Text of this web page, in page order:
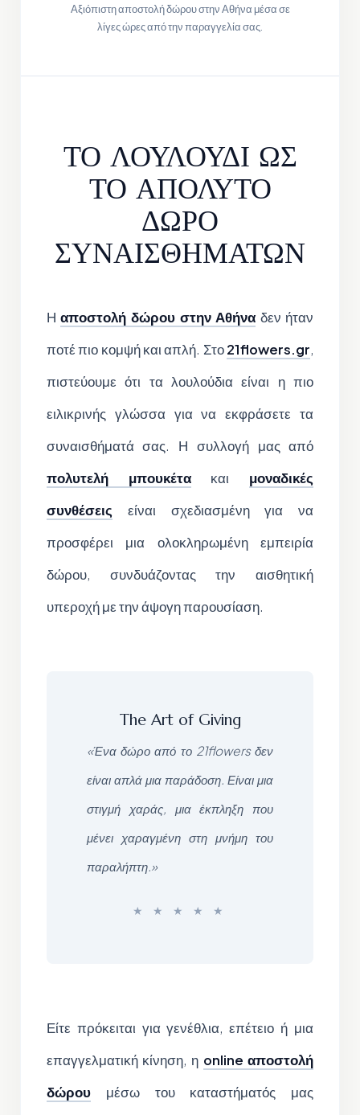
Αξιόπιστη αποστολή δώρου στην Αθήνα μέσα σε
λίγες ώρες από την παραγγελία σας.
ΤΟ ΛΟΥΛΟΥΔΙ ΩΣ
ΤΟ ΑΠΟΛΥΤΟ
ΔΩΡΟ
ΣΥΝΑΙΣΘΗΜΑΤΩΝ
Ηαποστολή δώρου στην Αθήνα δεν ήταν
ποτέ πιο κομψή και απλή. Στο21flowers.gr,
πιστεύουμε ότι τα λουλούδια είναι η πιο
ειλικρινής γλώσσα για να εκφράσετε τα
συναισθήματά σας. Η συλλογή μας από
πολυτελή μπουκέτακαι μοναδικές
συνθέσεις είναι σχεδιασμένη για να
προσφέρει μια ολοκληρωμένη εμπειρία
δώρου, συνδυάζοντας την αισθητική
υπεροχή με την άψογη παρουσίαση.
The Art of Giving
«Ένα δώρο από το 21flowers δεν
είναι απλά μια παράδοση. Είναι μια
στιγμή χαράς, μια έκπληξη που
μένει χαραγμένη στη μνήμη του
παραλήπτη.»
Είτε πρόκειται για γενέθλια, επέτειο ή μια
επαγγελματική κίνηση, η online αποστολή
δώρουμέσω του καταστήματός μας